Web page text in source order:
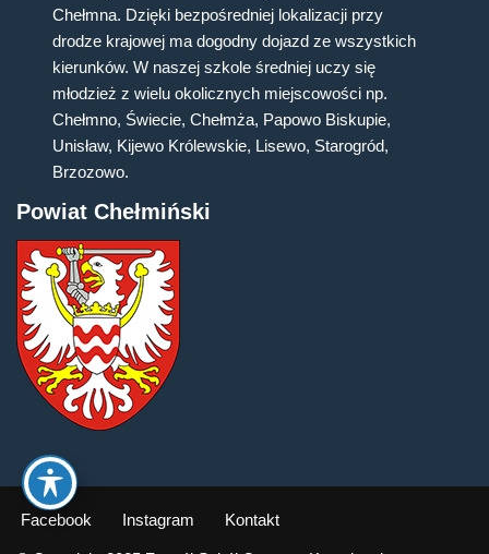
Chełmna. Dzięki bezpośredniej lokalizacji przy
drodze krajowej ma dogodny dojazd ze wszystkich
kierunków. W naszej szkole średniej uczy się
młodzież z wielu okolicznych miejscowości np.
Chełmno, Świecie, Chełmża, Papowo Biskupie,
Unisław, Kijewo Królewskie, Lisewo, Starogród,
Brzozowo.
Powiat Chełmiński
Facebook Instagram Kontakt